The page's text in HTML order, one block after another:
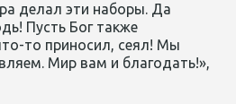
делал эти наборы. Да
Пусть Бог также
то приносил, сеял! Мы
Мир вам и благодать!»,